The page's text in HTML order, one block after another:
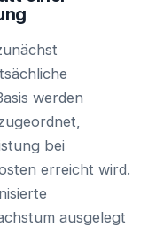
werden
bei
erreicht wird.
ausgelegt